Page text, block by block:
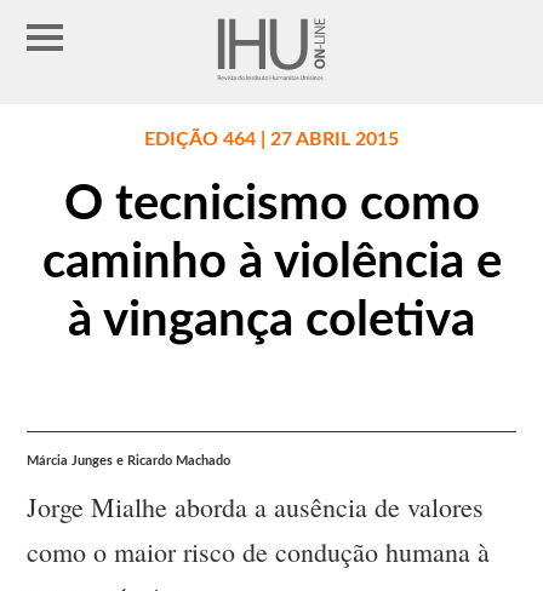
EDIÇÃO 464 | 27 ABRIL 2015
O tecnicismo como
caminho à violência e
à vingança coletiva
Márcia Junges e Ricardo Machado
Jorge Mialhe aborda a ausência de valores
como o maior risco de condução humana à